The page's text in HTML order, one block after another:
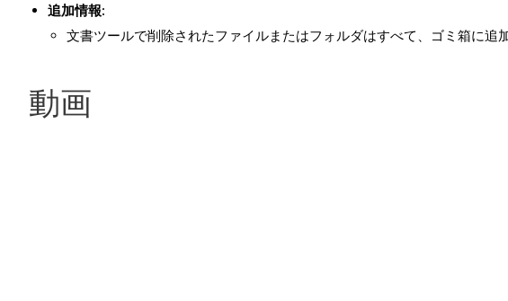
追加情報:
文書ツールで削除されたファイルまたはフォルダはすべて、ゴミ箱に追
動画